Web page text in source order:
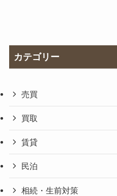
カテゴリー
売買
買取
賃貸
民泊
相続・生前対策